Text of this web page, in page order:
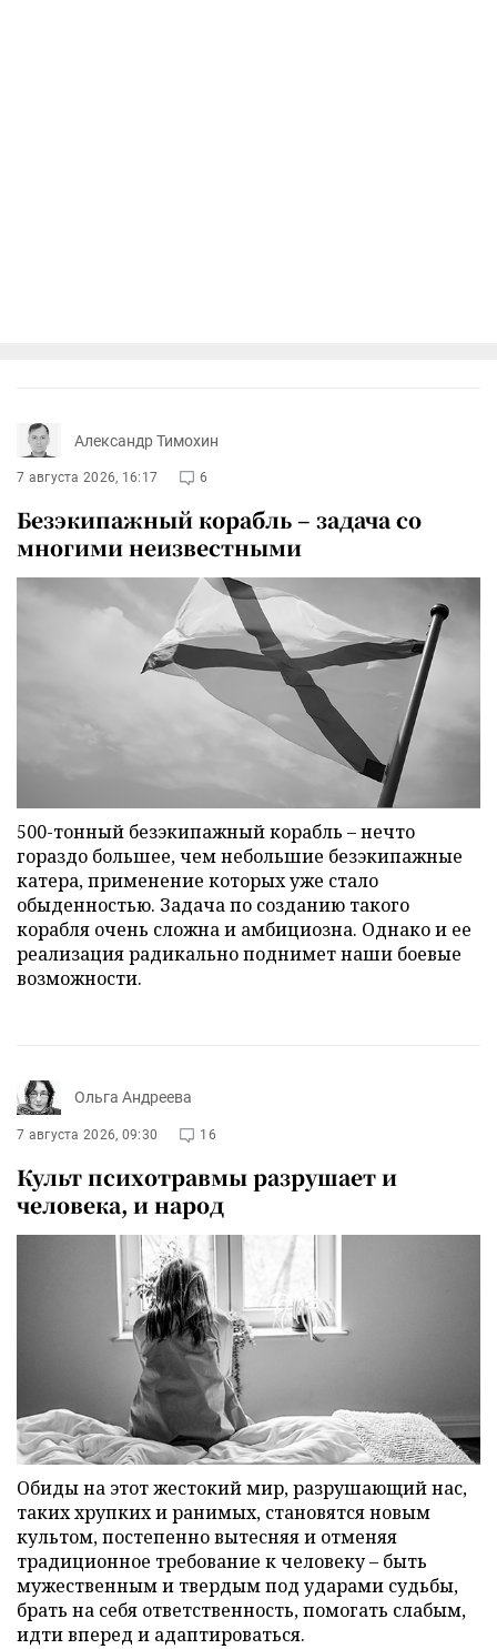
Александр Тимохин
7 августа 2026, 16:17 6
Безэкипажный корабль – задача со
многими неизвестными
500-тонный безэкипажный корабль – нечто
гораздо большее, чем небольшие безэкипажные
катера, применение которых уже стало
обыденностью. Задача по созданию такого
корабля очень сложна и амбициозна. Однако и ее
реализация радикально поднимет наши боевые
возможности.
Ольга Андреева
7 августа 2026, 09:30 16
Культ психотравмы разрушает и
человека, и народ
Обиды на этот жестокий мир, разрушающий нас,
таких хрупких и ранимых, становятся новым
культом, постепенно вытесняя и отменяя
традиционное требование к человеку – быть
мужественным и твердым под ударами судьбы,
брать на себя ответственность, помогать слабым,
идти вперед и адаптироваться.